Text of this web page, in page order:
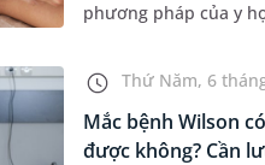
phương pháp của y
gặp tình trạng chậm
nguyệt không đều.
ph...
Thứ Năm, 6
Mắc bệnh Wilson
được không? Cần